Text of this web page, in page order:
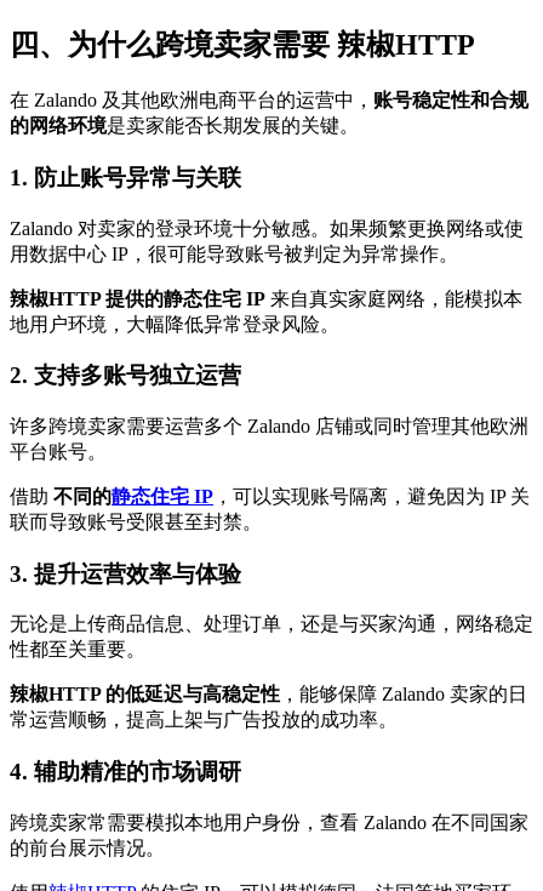
四、为什么跨境卖家需要 辣椒HTTP
在 Zalando 及其他欧洲电商平台的运营中， 账号稳定性和合规
的网络环境是卖家能否长期发展的关键。
1. 防止账号异常与关联
Zalando 对卖家的登录环境十分敏感。如果频繁更换网络或使
用数据中心 IP，很可能导致账号被判定为异常操作。
辣椒HTTP 提供的静态住宅 IP 来自真实家庭网络，能模拟本
地用户环境，大幅降低异常登录风险。
2. 支持多账号独立运营
许多跨境卖家需要运营多个 Zalando 店铺或同时管理其他欧洲
平台账号。
借助 不同的静态住宅 IP ，可以实现账号隔离，避免因为 IP 关
联而导致账号受限甚至封禁。
3. 提升运营效率与体验
无论是上传商品信息、处理订单，还是与买家沟通，网络稳定
性都至关重要。
辣椒HTTP 的低延迟与高稳定性 ，能够保障 Zalando 卖家的日
常运营顺畅，提高上架与广告投放的成功率。
4. 辅助精准的市场调研
跨境卖家常需要模拟本地用户身份，查看 Zalando 在不同国家
的前台展示情况。